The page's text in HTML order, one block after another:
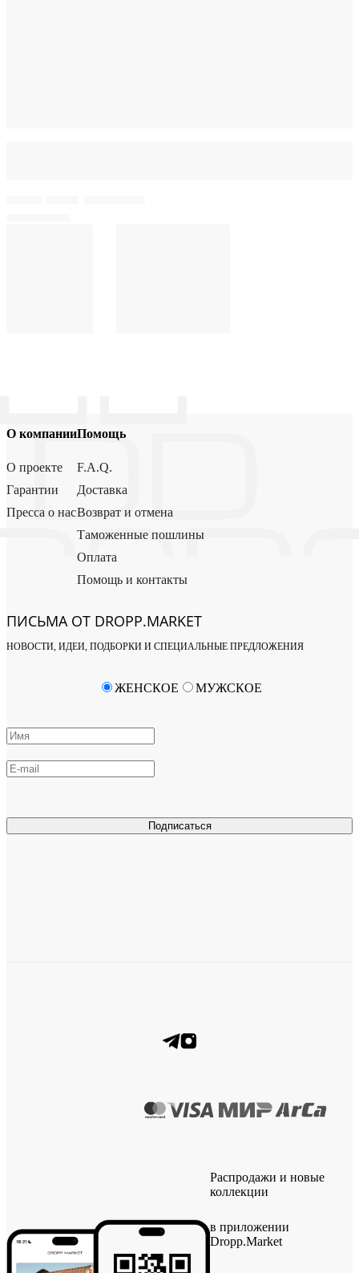
О компании
О проекте
Гарантии
Пресса о нас
Помощь
F.A.Q.
Доставка
Возврат и отмена
Таможенные пошлины
Оплата
Помощь и контакты
ПИСЬМА ОТ DROPP.MARKET
НОВОСТИ, ИДЕИ, ПОДБОРКИ И СПЕЦИАЛЬНЫЕ ПРЕДЛОЖЕНИЯ
Подписаться
ЖЕНСКОЕ МУЖСКОЕ
Распродажи и новые
коллекции
в приложении
Dropp.Market